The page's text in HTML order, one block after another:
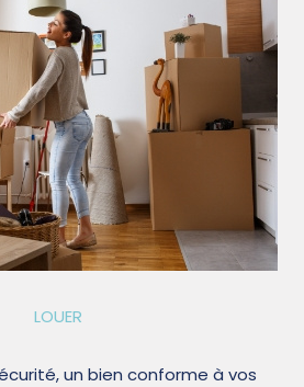
LOUER
un bien conforme à vos